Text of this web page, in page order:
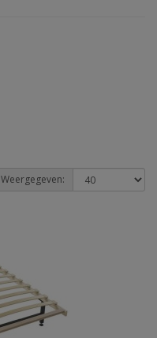
Weergegeven: